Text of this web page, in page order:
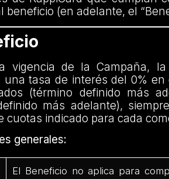
beneficio (en adelante, el
vigencia de la Campaña,
una tasa de interés del 0%
(término definido más
más adelante),
cuotas indicado para cada
generales:
El Beneficio no aplica para